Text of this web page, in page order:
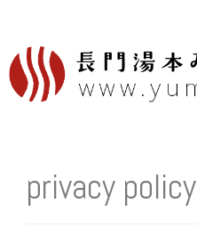
容
を
privacy policy